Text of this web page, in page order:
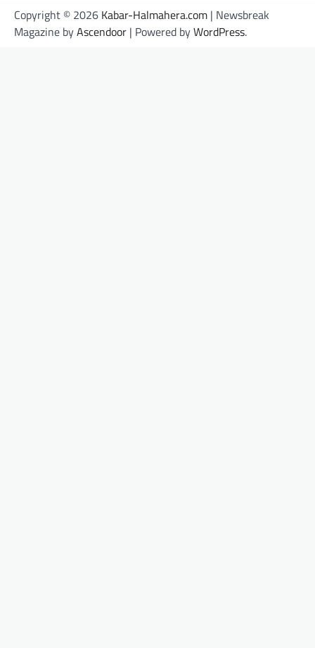
Copyright © 2026 Kabar-Halmahera.com | Newsbreak
Magazine byAscendoor | Powered byWordPress.